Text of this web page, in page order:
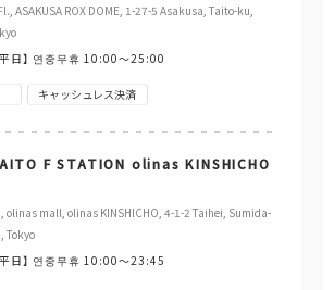
ASAKUSA ROX DOME, 1-27-5 Asakusa, Taito-ku,
平日】 연중무휴 10:00～25:00
キャッシュレス決済
F STATION olinas KINSHICHO
olinas mall, olinas KINSHICHO, 4-1-2 Taihei, Sumida-
Tokyo
平日】 연중무휴 10:00～23:45